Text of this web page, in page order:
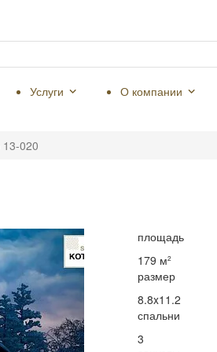
Услуги О компании
13-020
площадь
179 м2
размер
8.8x11.2
спальни
3